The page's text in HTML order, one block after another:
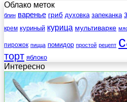
Облако меток
блин варенье гриб духовка запеканка
крем куриный курица мультиварке
пирожок пицца помидор простой рецепт
торт яблоко
Интересно